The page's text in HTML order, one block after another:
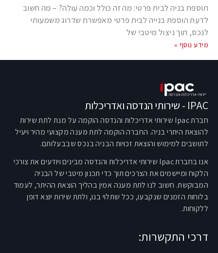
תוספת בניה לבית פרטי: מה זה כולל וכמה עולה? – מה חשוב
לדעת הוספת בנייה לבית פרטי מאפשרת שדרוג משמעותי
לנכס, תוך ניצול מיטבי של
מידע נוסף »
IPAC - שירותי הנדסה ואדריכלות
חברת Ipac שירותי אדריכלות והנדסה הוקמה על מנת לתת שירות
להוצאת היתרי בניה. החברה הוקמה לתת מענה מקצועי מהיר ויעיל
לתושבים למימוש והוצאת זכויות הבניה בנכס שבבעלותם.
אנו בחברת Ipac שירותי אדריכלות והנדסה מבינים ויודעים את צורכי
הלקוח ומיישמים את הצרכים תוך כדי תכנון מיטבי של הבניה
המבוקשת. חשוב לנו לתת מענה אמין בהליך הוצאת ההיתר, לעמוד
בלוחות הזמנים שנקבעו, ככל שתלוי בנו, ולתת שירות יוצא דופן
ללקוחות.
דרכי התקשרות: